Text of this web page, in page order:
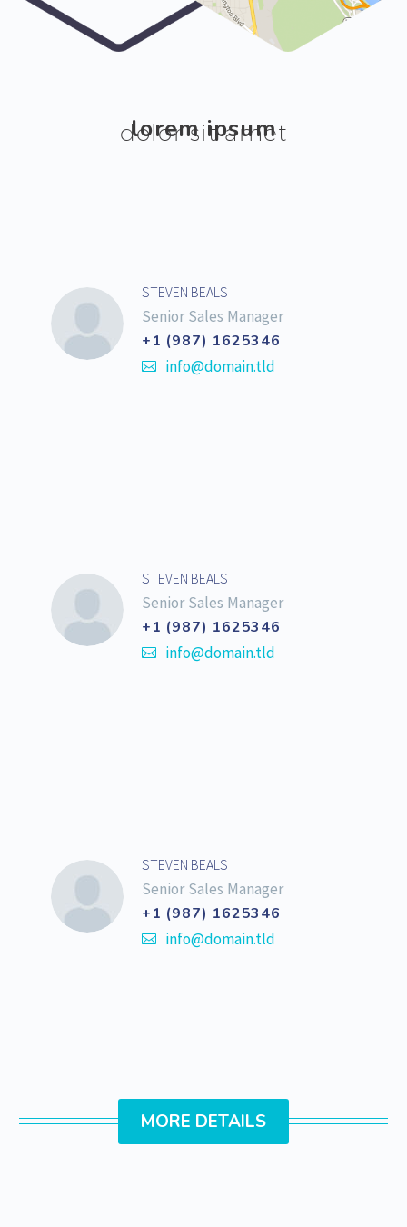
lorem ipsum
dolor sit amet
STEVEN BEALS
Senior Sales Manager
+1 (987) 1625346
info@domain.tld
STEVEN BEALS
Senior Sales Manager
+1 (987) 1625346
info@domain.tld
STEVEN BEALS
Senior Sales Manager
+1 (987) 1625346
info@domain.tld
MORE DETAILS